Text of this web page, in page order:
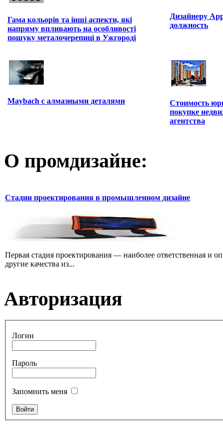
Гама кольорів та інші аспекти, які
напряму впливають на особливості
пошуку металочерепиці в Ужгороді
Дизайнеру
должность
Maybach с алмазными деталями
Стоимость
покупке
агентства
О промдизайне:
Стадии проектирования в промышленном дизайне
Первая стадия проектирования — наиболее ответственная и
другие качества из...
Авторизация
Логин
Пароль
Запомнить меня